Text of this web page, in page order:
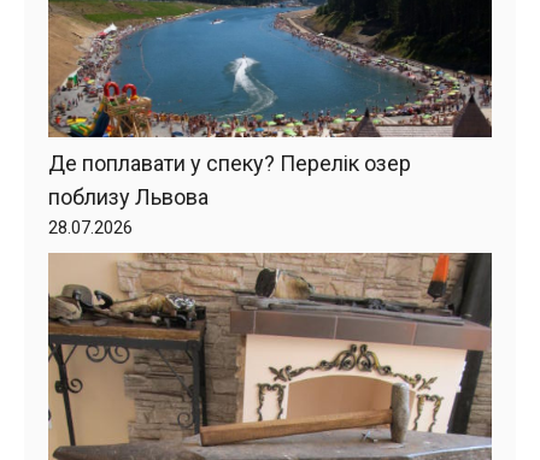
Де поплавати у спеку? Перелік озер
поблизу Львова
28.07.2026